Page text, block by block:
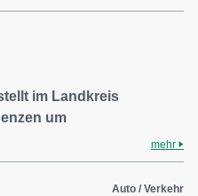
im Landkreis
um
mehr
Auto / Verkehr